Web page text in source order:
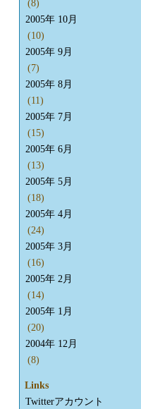
(8)
2005年 10月
(10)
2005年 9月
(7)
2005年 8月
(11)
2005年 7月
(15)
2005年 6月
(13)
2005年 5月
(18)
2005年 4月
(24)
2005年 3月
(16)
2005年 2月
(14)
2005年 1月
(20)
2004年 12月
(8)
Links
Twitterアカウント